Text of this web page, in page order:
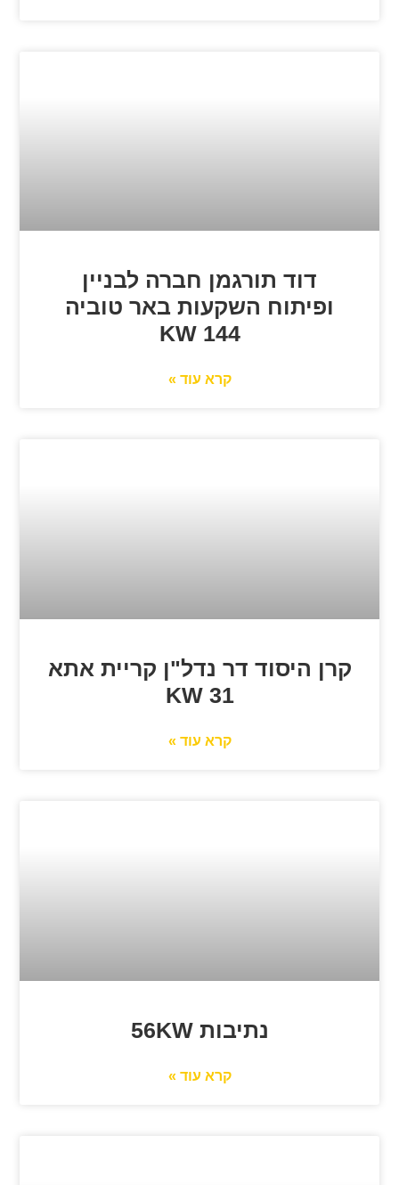
דוד תורגמן חברה לבניין
ופיתוח השקעות באר טוביה
144 KW
קרא עוד »
קרן היסוד דר נדל"ן קריית אתא
31 KW
קרא עוד »
נתיבות 56KW
קרא עוד »